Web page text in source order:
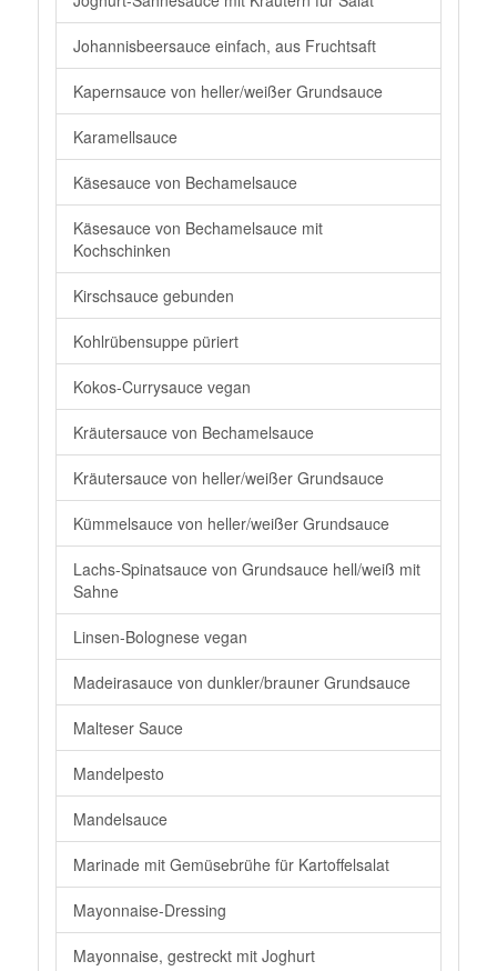
Johannisbeersauce einfach, aus Fruchtsaft
Kapernsauce von heller/weißer Grundsauce
Karamellsauce
Käsesauce von Bechamelsauce
Käsesauce von Bechamelsauce mit
Kochschinken
Kirschsauce gebunden
Kohlrübensuppe püriert
Kokos-Currysauce vegan
Kräutersauce von Bechamelsauce
Kräutersauce von heller/weißer Grundsauce
Kümmelsauce von heller/weißer Grundsauce
Lachs-Spinatsauce von Grundsauce hell/weiß mit
Sahne
Linsen-Bolognese vegan
Madeirasauce von dunkler/brauner Grundsauce
Malteser Sauce
Mandelpesto
Mandelsauce
Marinade mit Gemüsebrühe für Kartoffelsalat
Mayonnaise-Dressing
Mayonnaise, gestreckt mit Joghurt